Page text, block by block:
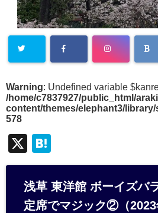
Warning: Undefined variable
/home/c7837927/public_html/
content/themes/elephant3/
578
X
at
e
n
浅草 東洋館 ボーイズバ
定席でマジック②（2023